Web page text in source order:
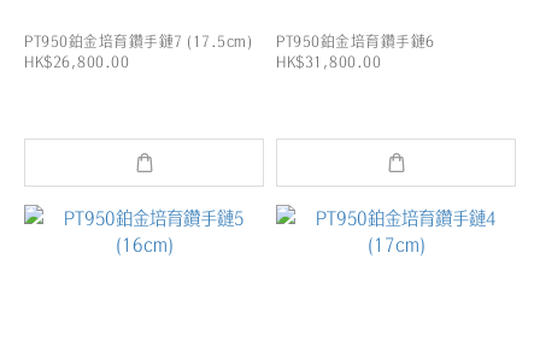
PT950鉑金培育鑽手鏈7 (17.5cm)
HK$26,800.00
PT950鉑金培育鑽手鏈6
HK$31,800.00